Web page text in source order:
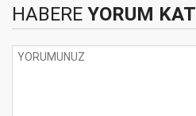
HABERE YORUM KAT